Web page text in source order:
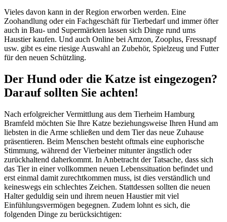
Vieles davon kann in der Region erworben werden. Eine
Zoohandlung oder ein Fachgeschäft für Tierbedarf und immer öfter
auch in Bau- und Supermärkten lassen sich Dinge rund ums
Haustier kaufen. Und auch Online bei Amzon, Zooplus, Fressnapf
usw. gibt es eine riesige Auswahl an Zubehör, Spielzeug und Futter
für den neuen Schützling.
Der Hund oder die Katze ist eingezogen?
Darauf sollten Sie achten!
Nach erfolgreicher Vermittlung aus dem Tierheim Hamburg
Bramfeld möchten Sie Ihre Katze beziehungsweise Ihren Hund am
liebsten in die Arme schließen und dem Tier das neue Zuhause
präsentieren. Beim Menschen besteht oftmals eine euphorische
Stimmung, während der Vierbeiner mitunter ängstlich oder
zurückhaltend daherkommt. In Anbetracht der Tatsache, dass sich
das Tier in einer vollkommen neuen Lebenssituation befindet und
erst einmal damit zurechtkommen muss, ist dies verständlich und
keineswegs ein schlechtes Zeichen. Stattdessen sollten die neuen
Halter geduldig sein und ihrem neuen Haustier mit viel
Einfühlungsvermögen begegnen. Zudem lohnt es sich, die
folgenden Dinge zu berücksichtigen: